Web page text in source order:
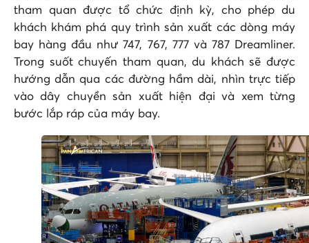
tham quan được tổ chức định kỳ, cho phép du
khách khám phá quy trình sản xuất các dòng máy
bay hàng đầu như 747, 767, 777 và 787 Dreamliner.
Trong suốt chuyến tham quan, du khách sẽ được
hướng dẫn qua các đường hầm dài, nhìn trực tiếp
vào dây chuyền sản xuất hiện đại và xem từng
bước lắp ráp của máy bay.